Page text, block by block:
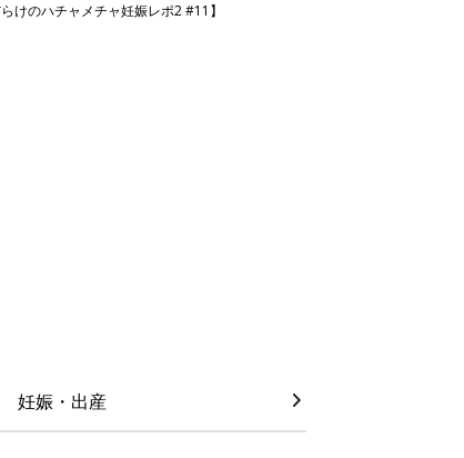
けのハチャメチャ妊娠レポ2 #11】
妊娠・出産